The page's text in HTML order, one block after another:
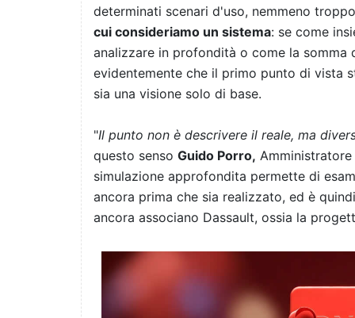
determinati scenari d'uso, nemmeno
cui consideriamo un sistema: se come
analizzare in profondità o come la
evidentemente che il primo punto di vista
sia una visione solo di base.
"Il punto non è descrivere il reale, ma
questo senso Guido Porro,
simulazione approfondita permette di
ancora prima che sia realizzato, ed è
ancora associano Dassault, ossia la